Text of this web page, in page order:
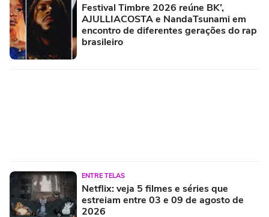
Festival Timbre 2026 reúne BK’,
AJULLIACOSTA e NandaTsunami em
encontro de diferentes gerações do rap
brasileiro
ENTRE TELAS
Netflix: veja 5 filmes e séries que
estreiam entre 03 e 09 de agosto de
2026